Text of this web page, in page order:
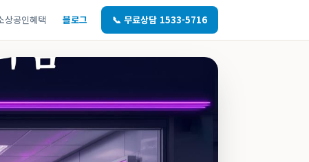
상공인혜택 블로그 📞 무료상담 1533-5716